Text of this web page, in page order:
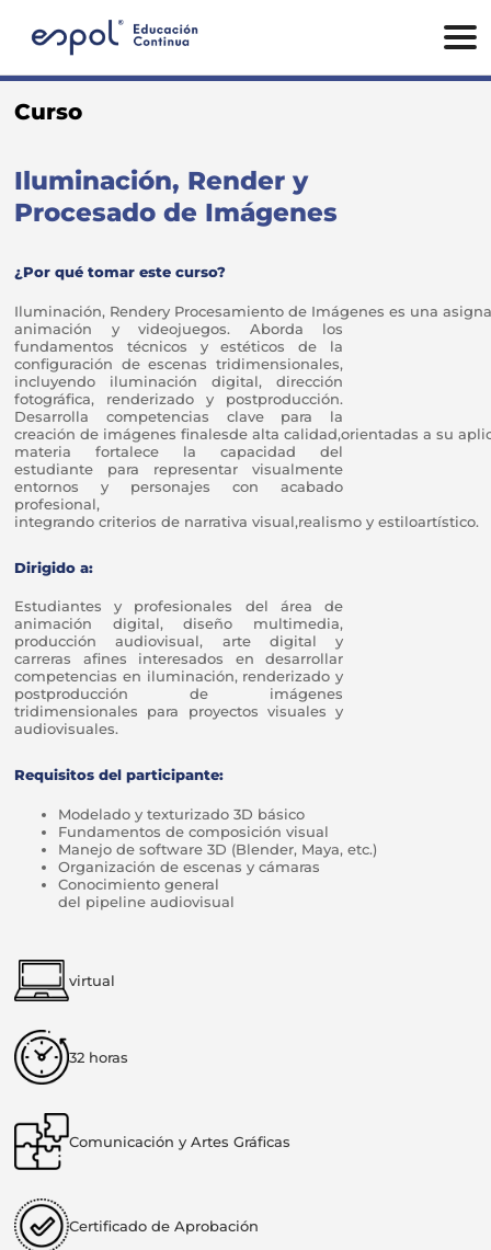
Curso
Iluminación, Render y
Procesado de Imágenes
¿Por qué tomar este curso?
Iluminación, Rendery Procesamiento de Imágenes es una
animación y videojuegos. Aborda los
fundamentos técnicos y estéticos de la
configuración de escenas tridimensionales,
incluyendo iluminación digital, dirección
fotográfica, renderizado y postproducción.
Desarrolla competencias clave para la
creación de imágenes finalesde alta calidad,orientadas a su
materia fortalece la capacidad del
estudiante para representar visualmente
entornos y personajes con acabado
profesional,
integrando criterios de narrativa visual,realismo y estiloartístico.
Dirigido a:
Estudiantes y profesionales del área de
animación digital, diseño multimedia,
producción audiovisual, arte digital y
carreras afines interesados en desarrollar
competencias en iluminación, renderizado y
postproducción de imágenes
tridimensionales para proyectos visuales y
audiovisuales.
Requisitos del participante:
Modelado y texturizado 3D básico
Fundamentos de composición visual
Manejo de software 3D (Blender, Maya, etc.)
Organización de escenas y cámaras
Conocimiento general
del pipeline audiovisual
virtual
32 horas
Comunicación y Artes Gráficas
Certificado de Aprobación